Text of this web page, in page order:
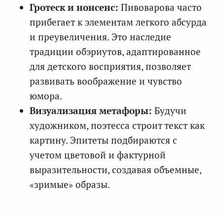
Гротеск и нонсенс: Пивоварова часто
прибегает к элементам легкого абсурда
и преувеличения. Это наследие
традиции обэриутов, адаптированное
для детского восприятия, позволяет
развивать воображение и чувство
юмора.
Визуализация метафоры: Будучи
художником, поэтесса строит текст как
картину. Эпитеты подбираются с
учетом цветовой и фактурной
выразительности, создавая объемные,
«зримые» образы.